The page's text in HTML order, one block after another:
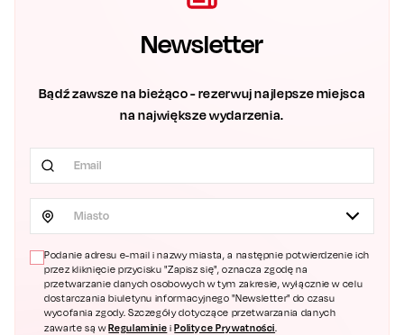
Newsletter
Bądź zawsze na bieżąco - rezerwuj najlepsze miejsca
na największe wydarzenia.
Miasto
Podanie adresu e-mail i nazwy miasta, a następnie potwierdzenie ich
przez kliknięcie przycisku "Zapisz się", oznacza zgodę na
przetwarzanie danych osobowych w tym zakresie, wyłącznie w celu
dostarczania biuletynu informacyjnego "Newsletter" do czasu
wycofania zgody. Szczegóły dotyczące przetwarzania danych
zawarte są wRegulaminie iPolityce Prywatności.